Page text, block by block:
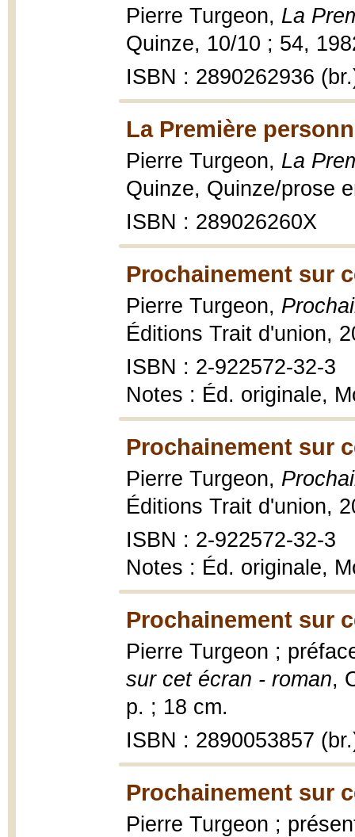
Pierre Turgeon, La
Quinze, 10/10 ; 54,
ISBN : 2890262936
La Première
Pierre Turgeon, La
Quinze, Quinze/prose
ISBN : 289026260X
Prochainement sur
Pierre Turgeon,
Éditions Trait d'union,
ISBN : 2-922572-32-3
Notes : Éd. originale,
Prochainement sur
Pierre Turgeon,
Éditions Trait d'union,
ISBN : 2-922572-32-3
Notes : Éd. originale,
Prochainement sur
Pierre Turgeon ;
sur cet écran - roman,
p. ; 18 cm.
ISBN : 2890053857
Prochainement sur
Pierre Turgeon ;